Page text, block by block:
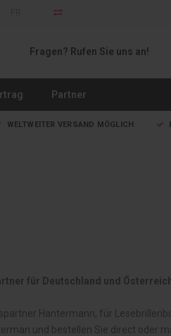
Fragen? Rufen Sie uns an!
Partner
WELTWEITER VERSAND MÖGLICH
für Deutschland und
Hantermann, für
und bestellen Sie direct oder